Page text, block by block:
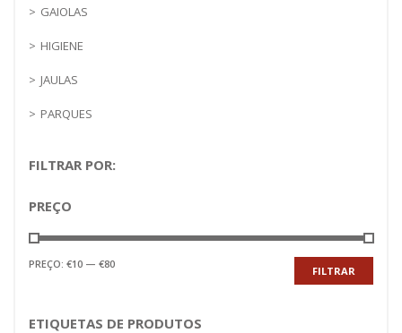
GAIOLAS
HIGIENE
JAULAS
PARQUES
FILTRAR POR:
PREÇO
Preço
Preço
FILTRAR
PREÇO: €10 — €80
ETIQUETAS DE PRODUTOS